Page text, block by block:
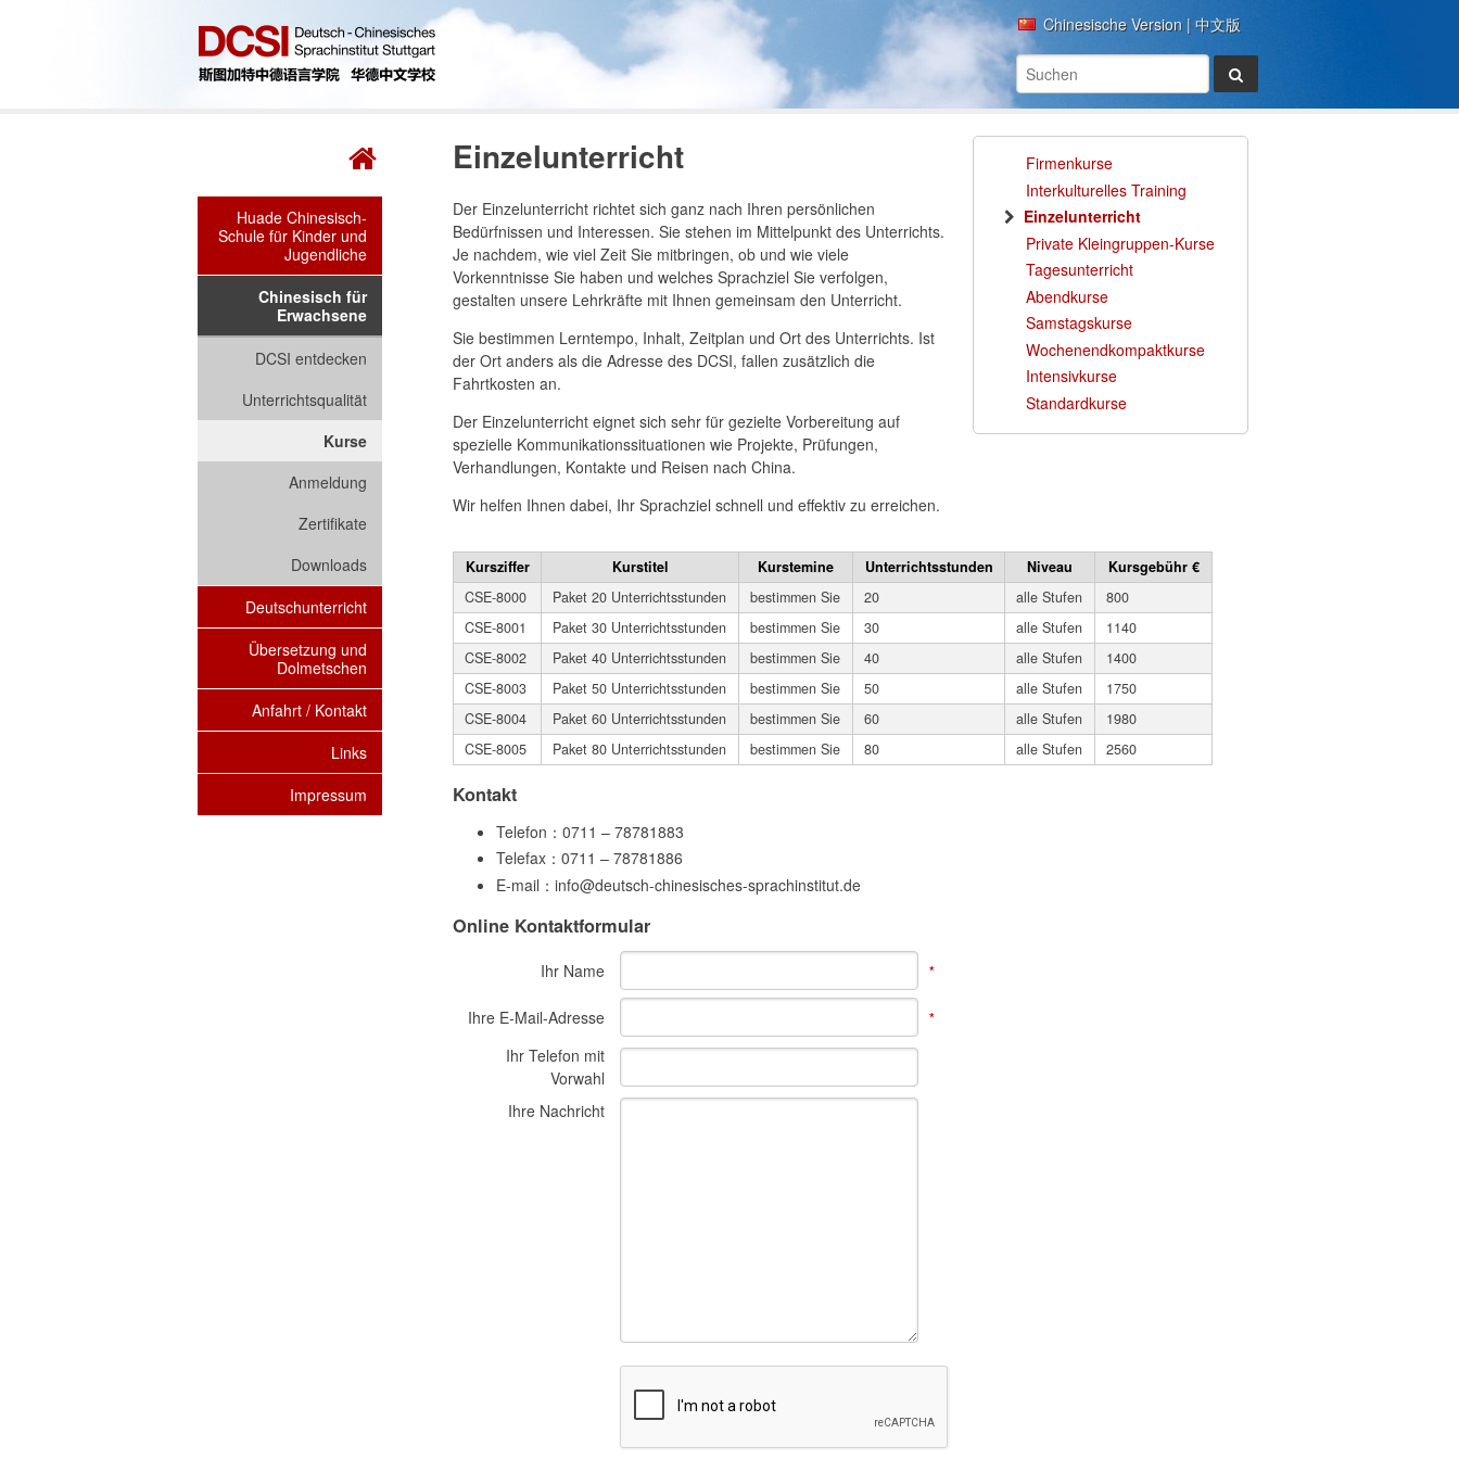
Chinesische Version | 中文版
Huade Chinesisch-
Schule für Kinder und
Jugendliche
Chinesisch für
Erwachsene
DCSI entdecken
Unterrichtsqualität
Kurse
Anmeldung
Zertifikate
Downloads
Deutschunterricht
Übersetzung und
Dolmetschen
Anfahrt / Kontakt
Links
Impressum
Einzelunterricht
Der Einzelunterricht richtet sich ganz nach Ihren persönlichen
Bedürfnissen und Interessen. Sie stehen im Mittelpunkt des Unterrichts.
Je nachdem, wie viel Zeit Sie mitbringen, ob und wie viele
Vorkenntnisse Sie haben und welches Sprachziel Sie verfolgen,
gestalten unsere Lehrkräfte mit Ihnen gemeinsam den Unterricht.
Sie bestimmen Lerntempo, Inhalt, Zeitplan und Ort des Unterrichts. Ist
der Ort anders als die Adresse des DCSI, fallen zusätzlich die
Fahrtkosten an.
Der Einzelunterricht eignet sich sehr für gezielte Vorbereitung auf
spezielle Kommunikationssituationen wie Projekte, Prüfungen,
Verhandlungen, Kontakte und Reisen nach China.
Wir helfen Ihnen dabei, Ihr Sprachziel schnell und effektiv zu erreichen.
Kursziffer Kurstitel Kurstemine Unterrichtsstunden Niveau
Kursgebühr €
CSE-8000
Paket 20 Unterrichtsstunden bestimmen Sie 20 alle Stufen
800
CSE-8001
Paket 30 Unterrichtsstunden bestimmen Sie 30 alle Stufen
1140
CSE-8002
Paket 40 Unterrichtsstunden bestimmen Sie 40 alle Stufen
1400
CSE-8003
Paket 50 Unterrichtsstunden bestimmen Sie 50 alle Stufen
1750
CSE-8004
Paket 60 Unterrichtsstunden bestimmen Sie 60 alle Stufen
1980
CSE-8005
Paket 80 Unterrichtsstunden bestimmen Sie 80 alle Stufen 2560
Kontakt
Telefon：0711 – 78781883
Telefax：0711 – 78781886
E-mail：info@deutsch-chinesisches-sprachinstitut.de
Online Kontaktformular
Ihr Name *
Ihre E-Mail-Adresse *
Ihr Telefon mit
Vorwahl
Ihre Nachricht
Firmenkurse
Interkulturelles Training
Einzelunterricht
Private Kleingruppen-Kurse
Tagesunterricht
Abendkurse
Samstagskurse
Wochenendkompaktkurse
Intensivkurse
Standardkurse